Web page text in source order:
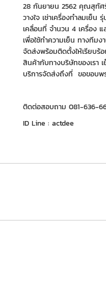
28 กันยายน 2562 คุณสุทัศ
วางใจ เช่าเครื่องทำลมเย็น
เคลื่อนที่ จำนวน 4 เครื่อง
เพื่อใช้ทำความเย็น ทางทีม
จัดส่งพร้อมติดตั้งให้เรียบร้
สินค้ากับทางบริษัทของเรา
บริการจัดส่งถึงที่ ขอขอบพ
ติดต่อสอบถาม 081-636-
ID Line : actdee